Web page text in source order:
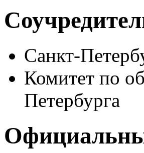
Санкт-
Комитет по
Петербурга